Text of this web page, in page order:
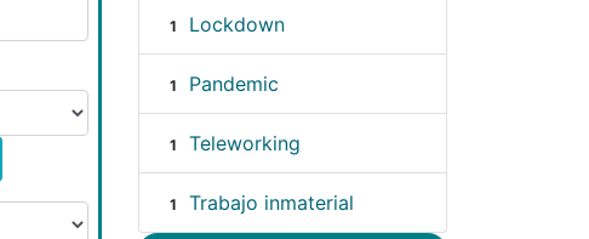
1 Lockdown
1 Pandemic
1 Teleworking
1 Trabajo inmaterial